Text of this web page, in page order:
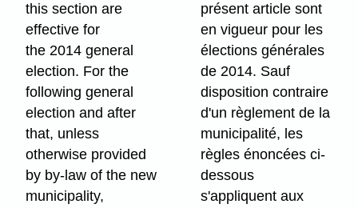
this section are
effective for
the 2014 general
election. For the
following general
election and after
that, unless
otherwise provided
by by-law of the new
municipality,
présent article sont
en vigueur pour les
élections générales
de 2014. Sauf
disposition contraire
d'un règlement de la
municipalité, les
règles énoncées ci-
dessous
s'appliquent aux